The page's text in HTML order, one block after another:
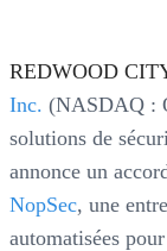
REDWOOD
Inc. (NASDAQ :
solutions de
annonce un
NopSec, une
automatisées